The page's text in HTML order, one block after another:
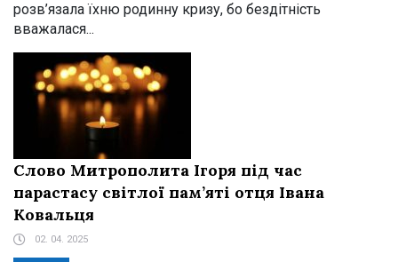
розв’язала їхню родинну кризу, бо бездітність
вважалася...
Слово Митрополита Ігоря під час
парастасу світлої пам’яті отця Івана
Ковальця
02. 04. 2025